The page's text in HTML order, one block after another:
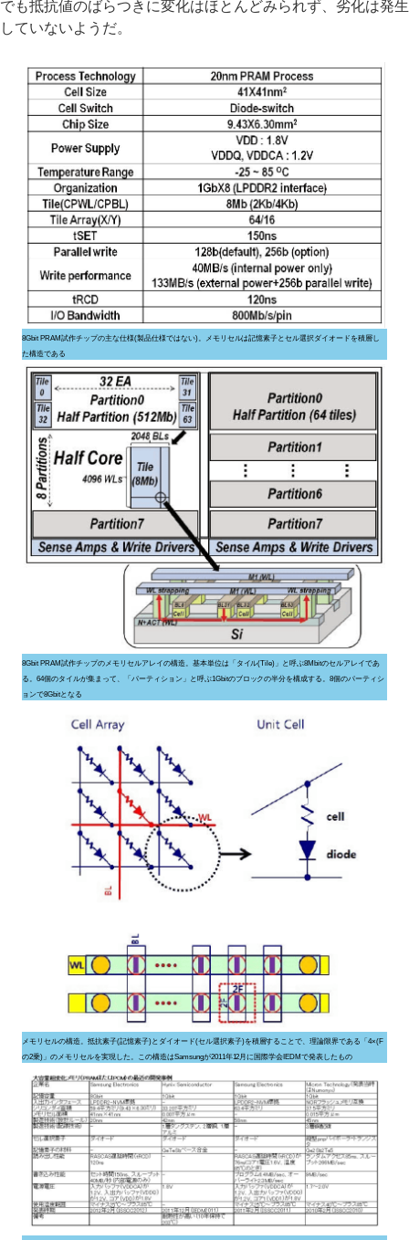
でも抵抗値のばらつきに変化はほとんどみられず、劣化は発生
していないようだ。
8Gbit PRAM試作チップの主な仕様(製品仕様ではない)。メモリセルは記憶素子とセル選択ダイオードを積層し
た構造である
8Gbit PRAM試作チップのメモリセルアレイの構造。基本単位は「タイル(Tile)」と呼ぶ8Mbitのセルアレイであ
る。64個のタイルが集まって、「パーティション」と呼ぶ1Gbitのブロックの半分を構成する。8個のパーティシ
ョンで8Gbitとなる
メモリセルの構造。抵抗素子(記憶素子)とダイオード(セル選択素子)を積層することで、理論限界である「4×(F
の2乗)」のメモリセルを実現した。この構造はSamsungが2011年12月に国際学会IEDMで発表したもの